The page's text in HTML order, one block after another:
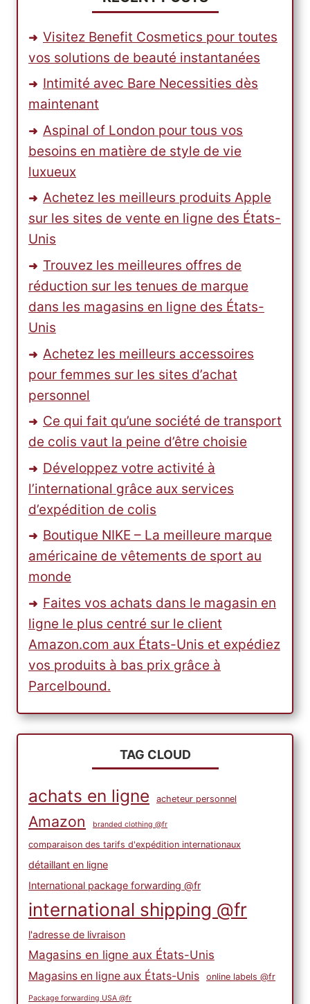
Visitez Benefit Cosmetics pour toutes
vos solutions de beauté instantanées
Intimité avec Bare Necessities dès
maintenant
Aspinal of London pour tous vos
besoins en matière de style de vie
luxueux
Achetez les meilleurs produits Apple
sur les sites de vente en ligne des États-
Unis
Trouvez les meilleures offres de
réduction sur les tenues de marque
dans les magasins en ligne des États-
Unis
Achetez les meilleurs accessoires
pour femmes sur les sites d’achat
personnel
Ce qui fait qu’une société de transport
de colis vaut la peine d’être choisie
Développez votre activité à
l’international grâce aux services
d’expédition de colis
Boutique NIKE – La meilleure marque
américaine de vêtements de sport au
monde
Faites vos achats dans le magasin en
ligne le plus centré sur le client
Amazon.com aux États-Unis et expédiez
vos produits à bas prix grâce à
Parcelbound.
TAG CLOUD
achats en ligne acheteur personnel
Amazon branded clothing @fr
comparaison des tarifs d'expédition internationaux
détaillant en ligne
International package forwarding @fr
international shipping @fr
l'adresse de livraison
Magasins en ligne aux États-Unis
Magasins en ligne aux États-Unis online labels @fr
Package forwarding USA @fr